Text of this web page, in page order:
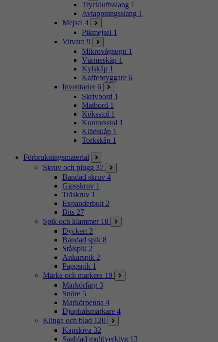
Tryckluftsslang 1
Avtappningsslang 1
Mejsel 4
Pikmejsel 1
Vitvara 9
Mikrovågsugn 1
Värmeskåp 1
Kylskåp 1
Kaffebryggare 6
Inventarier 6
Skrivbord 1
Matbord 1
Köksstol 1
Kontorsstol 1
Klädskåp 1
Torkskåp 1
Förbrukningsmaterial
Skruv och plugg 37
Bandad skruv 4
Gipsskruv 1
Träskruv 1
Expanderbult 2
Bits 27
Spik och klammer 18
Dyckert 2
Bandad spik 8
Stålspik 2
Ankarspik 2
Pappspik 1
Märka och markera 19
Markörfärg 3
Snöre 5
Markörpenna 4
Djuphålsmärkare 4
Klinga och blad 120
Kapskiva 32
Sågblad multiverktyg 13